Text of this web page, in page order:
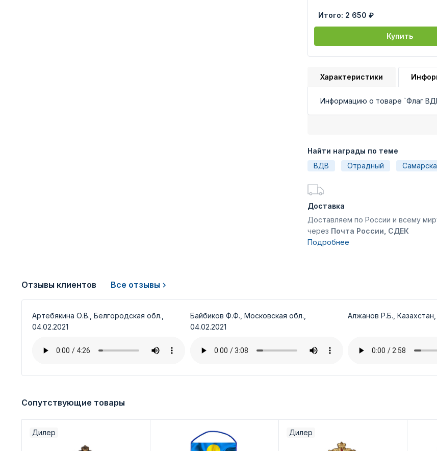
Итого: 2 650 ₽
Купить
Характеристики
Информацию о товаре `Флаг
Найти награды по теме
ВДВ
Отрадный
Доставка
Доставляем по России и всему
через Почта России, СДЕК
Подробнее
Отзывы клиентов Все отзывы
Артебякина О.В., Белгородская обл.,
04.02.2021
Байбиков Ф.Ф., Московская обл.,
04.02.2021
Алжанов Р.Б., Казахстан,
Сопутствующие товары
Дилер Дилер